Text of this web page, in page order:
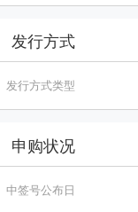
发行方式
发行方式类型
申购状况
中签号公布日